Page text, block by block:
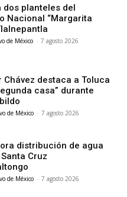
dos planteles del
Nacional “Margarita
de México - 7 agosto 2026
Chávez destaca a Toluca
casa” durante
de México - 7 agosto 2026
distribución de agua
Cruz
de México - 7 agosto 2026